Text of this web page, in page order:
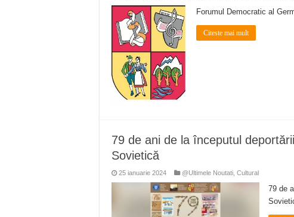
Forumul Democratic al
Citeste mai mult
79 de ani de la începutul
Sovietică
25 ianuarie 2024 @Ultimele Noutati Cultural
79 de